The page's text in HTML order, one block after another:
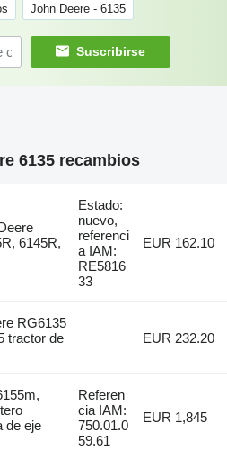
John Deere - 6135
Suscribirse
6135 recambios
6145R,
Estado:
nuevo,
referenci
a IAM:
RE5816
33
EUR 162.10
RG6135
tractor de
EUR 232.20
de eje
Referen
cia IAM:
750.01.0
59.61
EUR 1,845